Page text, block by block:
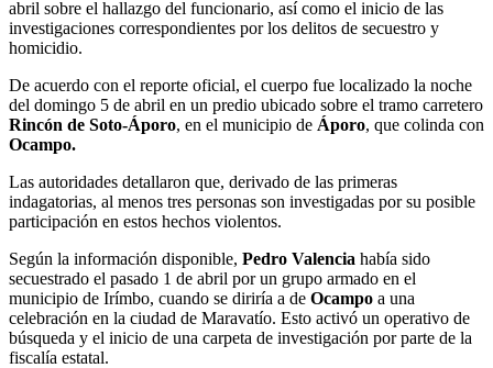
abril sobre el hallazgo del funcionario, así como el inicio de las
investigaciones correspondientes por los delitos de secuestro y
homicidio.
De acuerdo con el reporte oficial, el cuerpo fue localizado la noche
del domingo 5 de abril en un predio ubicado sobre el tramo carretero
Rincón de Soto-Áporo, en el municipio de Áporo, que colinda con
Ocampo.
Las autoridades detallaron que, derivado de las primeras
indagatorias, al menos tres personas son investigadas por su posible
participación en estos hechos violentos.
Según la información disponible, Pedro Valencia había sido
secuestrado el pasado 1 de abril por un grupo armado en el
municipio de Irímbo, cuando se diriría a de Ocampo a una
celebración en la ciudad de Maravatío. Esto activó un operativo de
búsqueda y el inicio de una carpeta de investigación por parte de la
fiscalía estatal.